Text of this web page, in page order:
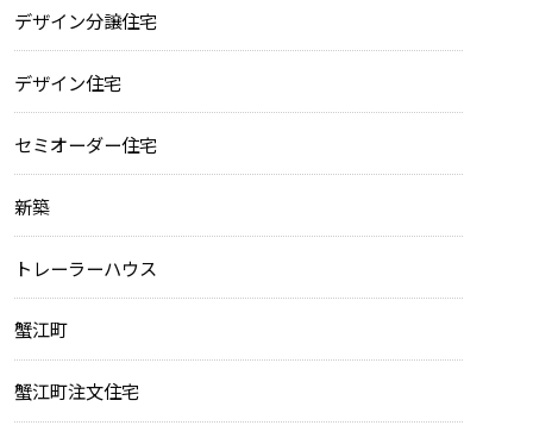
デザイン分譲住宅
デザイン住宅
セミオーダー住宅
新築
トレーラーハウス
蟹江町
蟹江町注文住宅